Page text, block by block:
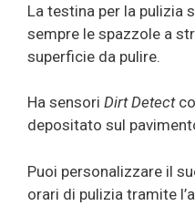
La testina per la pulizia
sempre le spazzole a
superficie da pulire.
Ha sensori Dirt Detect
depositato sul
Puoi personalizzare il
orari di pulizia tramite